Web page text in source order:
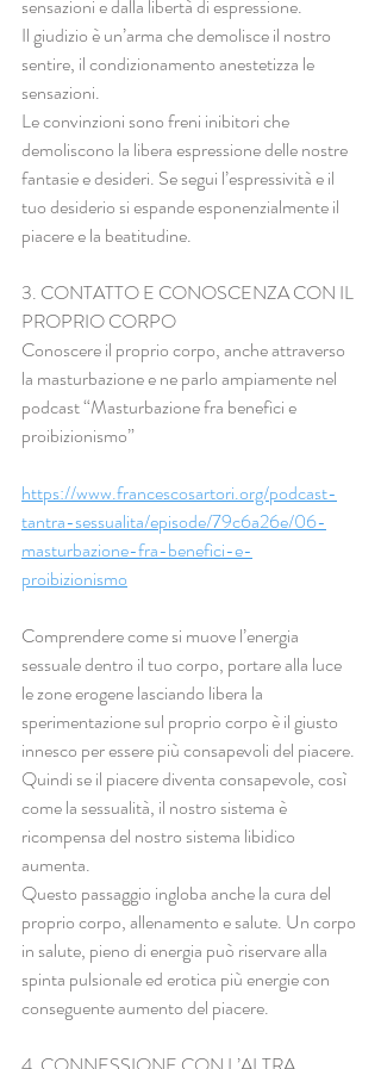
sensazioni e dalla libertà di espressione.
Il giudizio è un’arma che demolisce il nostro
sentire, il condizionamento anestetizza le
sensazioni.
Le convinzioni sono freni inibitori che
demoliscono la libera espressione delle nostre
fantasie e desideri. Se segui l’espressività e il
tuo desiderio si espande esponenzialmente il
piacere e la beatitudine.
3. CONTATTO E CONOSCENZA CON IL
PROPRIO CORPO
Conoscere il proprio corpo, anche attraverso
la masturbazione e ne parlo ampiamente nel
podcast “Masturbazione fra benefici e
proibizionismo”
https://www.francescosartori.org/podcast-
tantra-sessualita/episode/79c6a26e/06-
masturbazione-fra-benefici-e-
proibizionismo
Comprendere come si muove l’energia
sessuale dentro il tuo corpo, portare alla luce
le zone erogene lasciando libera la
sperimentazione sul proprio corpo è il giusto
innesco per essere più consapevoli del piacere.
Quindi se il piacere diventa consapevole, così
come la sessualità, il nostro sistema è
ricompensa del nostro sistema libidico
aumenta.
Questo passaggio ingloba anche la cura del
proprio corpo, allenamento e salute. Un corpo
in salute, pieno di energia può riservare alla
spinta pulsionale ed erotica più energie con
conseguente aumento del piacere.